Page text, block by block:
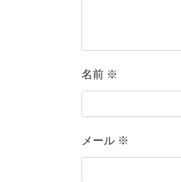
名前 ※
メール ※